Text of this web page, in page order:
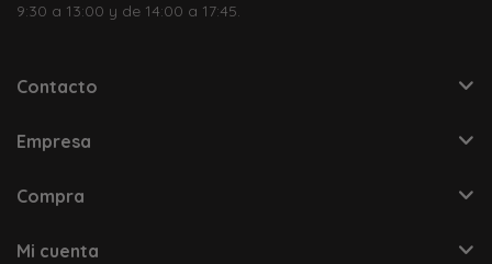
9:30 a 13:00 y de 14:00 a 17:45.
Contacto
Empresa
Compra
Mi cuenta